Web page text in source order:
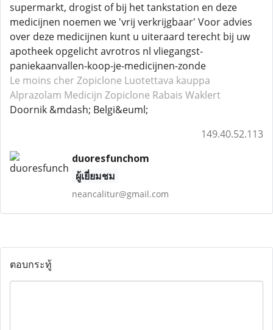
supermarkt, drogist of bij het tankstation en deze
medicijnen noemen we 'vrij verkrijgbaar' Voor advies
over deze medicijnen kunt u uiteraard terecht bij uw
apotheek opgelicht avrotros nl vliegangst-
paniekaanvallen-koop-je-medicijnen-zonde
Le moins cher Zopiclone Luotettava kauppa
Alprazolam Medicijn Zopiclone Rabais Waklert
Doornik &mdash; Belgi&euml;
149.40.52.113
duoresfunchom
ผู้เยี่ยมชม
neancalitur@gmail.com
ตอบกระทู้